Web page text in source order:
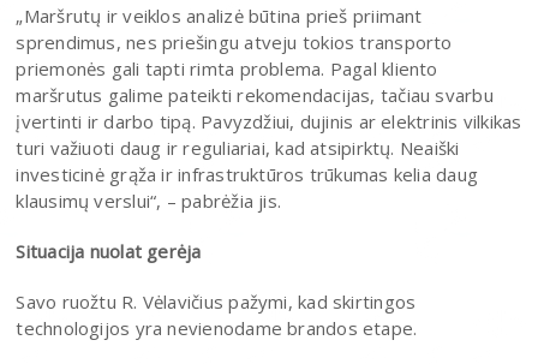
„Maršrutų ir veiklos analizė būtina prieš priimant
sprendimus, nes priešingu atveju tokios transporto
priemonės gali tapti rimta problema. Pagal kliento
maršrutus galime pateikti rekomendacijas, tačiau svarbu
įvertinti ir darbo tipą. Pavyzdžiui, dujinis ar elektrinis vilkikas
turi važiuoti daug ir reguliariai, kad atsipirktų. Neaiški
investicinė grąža ir infrastruktūros trūkumas kelia daug
klausimų verslui“, – pabrėžia jis.
Situacija nuolat gerėja
Savo ruožtu R. Vėlavičius pažymi, kad skirtingos
technologijos yra nevienodame brandos etape.